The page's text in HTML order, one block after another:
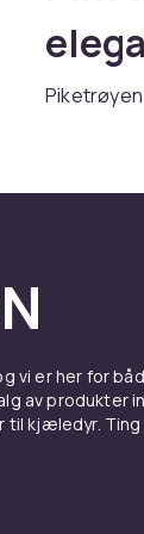
Piké-
materialer
vi er her for
av produkter
til kjæledyr.